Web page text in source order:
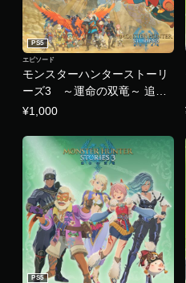
モンスターハンターストーリ
ーズ3 ～運命の双竜～ 追加
サイドストーリー「ルディ
PS5
エピソード
¥1,000
PS5